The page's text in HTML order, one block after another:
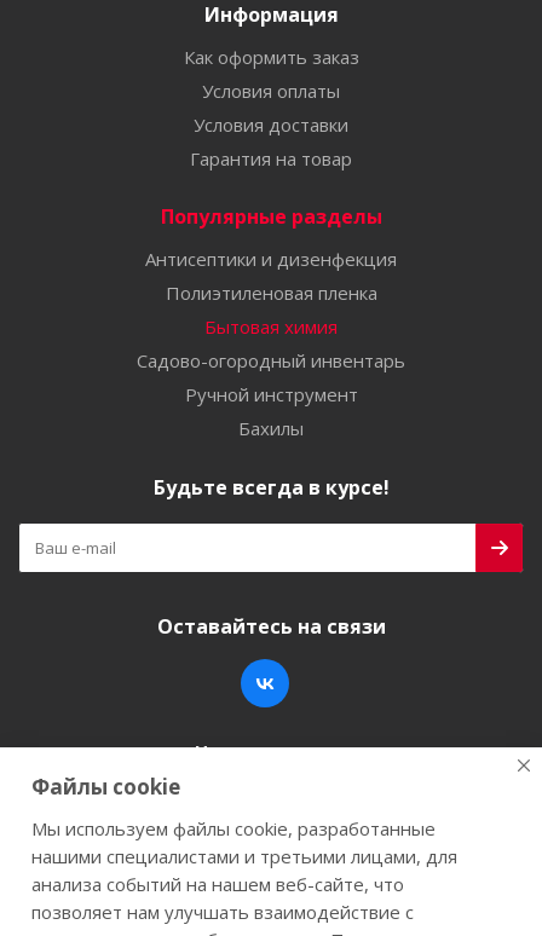
Информация
Как оформить заказ
Условия оплаты
Условия доставки
Гарантия на товар
Популярные разделы
Антисептики и дизенфекция
Полиэтиленовая пленка
Бытовая химия
Садово-огородный инвентарь
Ручной инструмент
Бахилы
Будьте всегда в курсе!
Оставайтесь на связи
Наши контакты
+7 (846) 200-05-15
г. Самара, ул. Заводское шоссе, 17
Файлы cookie
Мы используем файлы cookie, разработанные
нашими специалистами и третьими лицами, для
анализа событий на нашем веб-сайте, что
позволяет нам улучшать взаимодействие с